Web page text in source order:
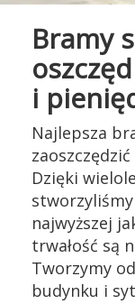
Bramy
i
Najlepsza
Dzięki
najwyższej
trwałość są
Tworzymy
budynku i